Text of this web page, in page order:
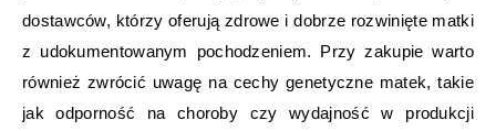
dostawców, którzy oferują zdrowe i dobrze rozwinięte matki
z udokumentowanym pochodzeniem. Przy zakupie warto
również zwrócić uwagę na cechy genetyczne matek, takie
jak odporność na choroby czy wydajność w produkcji